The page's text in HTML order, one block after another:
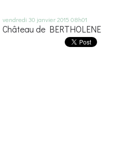
vendredi 30 janvier 2015 08h01
Château de BERTHOLENE